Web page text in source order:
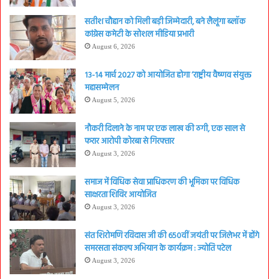
सतीश चौहान को मिली बड़ी जिम्मेदारी, बने लैलूंगा ब्लॉक
कांग्रेस कमेटी के सोशल मीडिया प्रभारी
August 6, 2026
13-14 मार्च 2027 को आयोजित होगा ‘राष्ट्रीय वैष्णव संयुक्त
महासम्मेलन
August 5, 2026
नौकरी दिलाने के नाम पर एक लाख की ठगी, एक साल से
फरार आरोपी कोरबा से गिरफ्तार
August 3, 2026
समाज में विधिक सेवा प्राधिकरण की भूमिका पर विधिक
साक्षरता शिविर आयोजित
August 3, 2026
संत शिरोमणि रविदास जी की 650वीं जयंती पर जिलेभर में होंगे
समरसता संकल्प अभियान के कार्यक्रम : ज्योति पटेल
August 3, 2026